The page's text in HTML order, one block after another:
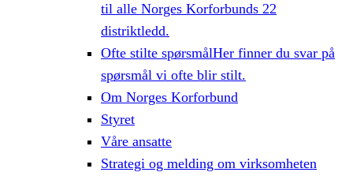
til alle Norges Korforbunds 22
distriktledd.
Ofte stilte spørsmålHer finner du svar på
spørsmål vi ofte blir stilt.
Om Norges Korforbund
Styret
Våre ansatte
Strategi og melding om virksomheten